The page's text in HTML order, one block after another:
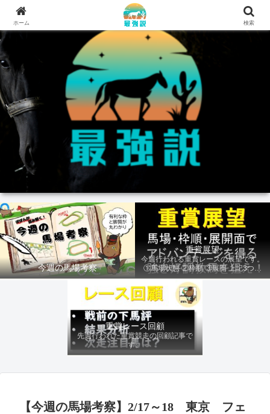
今週の馬場考察
重賞展望
今週行われる重賞レースの展望です。
①馬場状態 ②枠順 ③展開 上記3つの
ファクターから有利にレースを運べる
馬を導き、追い切りの動きを加味して
最終評価を下します。
重賞レース回顧
先週行われた重賞競走の回顧記事で
す。
【今週の馬場考察】2/17～18 東京 フェ
ホーム 検索